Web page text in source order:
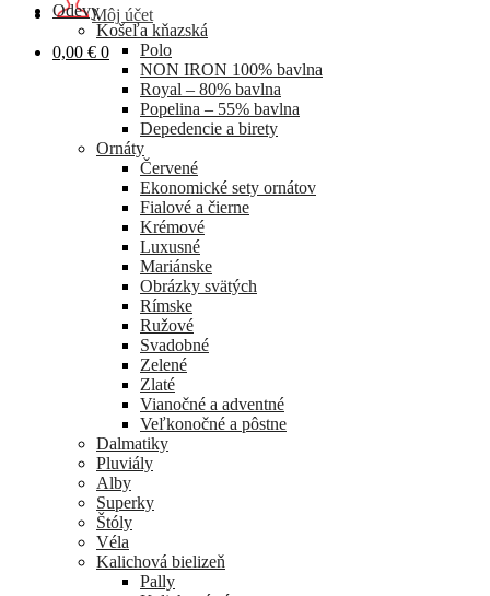
Môj účet
0,00 € 0
Odevy
Košeľa kňazská
Polo
NON IRON 100% bavlna
Royal – 80% bavlna
Popelina – 55% bavlna
Depedencie a birety
Ornáty
Červené
Ekonomické sety ornátov
Fialové a čierne
Krémové
Luxusné
Mariánske
Obrázky svätých
Rímske
Ružové
Svadobné
Zelené
Zlaté
Vianočné a adventné
Veľkonočné a pôstne
Dalmatiky
Pluviály
Alby
Superky
Štóly
Véla
Kalichová bielizeň
Pally